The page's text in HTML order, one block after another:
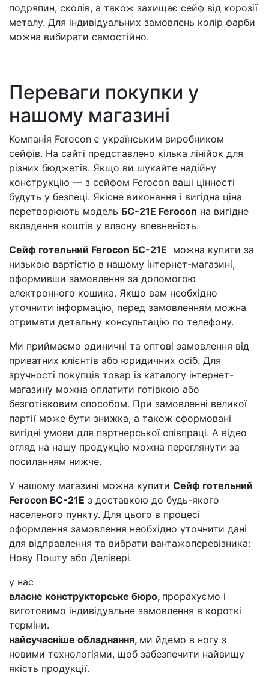
подряпин, сколів, а також захищає сейф від корозії
металу. Для індивідуальних замовлень колір фарби
можна вибирати самостійно.
Переваги покупки у
нашому магазині
Компанія Ferocon є українським виробником
сейфів. На сайті представлено кілька лінійок для
різних бюджетів. Якщо ви шукайте надійну
конструкцію — з сейфом Ferocon ваші цінності
будуть у безпеці. Якісне виконання і вигідна ціна
перетворюють модель БС-21Е Ferocon на вигідне
вкладення коштів у власну впевненість.
Сейф готельний Ferocon БС-21Е можна купити за
низькою вартістю в нашому інтернет-магазині,
оформивши замовлення за допомогою
електронного кошика. Якщо вам необхідно
уточнити інформацію, перед замовленням можна
отримати детальну консультацію по телефону.
Ми приймаємо одиничні та оптові замовлення від
приватних клієнтів або юридичних осіб. Для
зручності покупців товар із каталогу інтернет-
магазину можна оплатити готівкою або
безготівковим способом. При замовленні великої
партії може бути знижка, а також сформовані
вигідні умови для партнерської співпраці. А відео
огляд на нашу продукцію можна переглянути за
посиланням нижче.
У нашому магазині можна купити Сейф готельний
Ferocon БС-21Е з доставкою до будь-якого
населеного пункту. Для цього в процесі
оформлення замовлення необхідно уточнити дані
для відправлення та вибрати вантажоперевізника:
Нову Пошту або Делівері.
у нас
власне конструкторське бюро, прорахуємо і
виготовимо індивідуальне замовлення в короткі
терміни.
найсучасніше обладнання, ми йдемо в ногу з
новими технологіями, щоб забезпечити найвищу
якість продукції.